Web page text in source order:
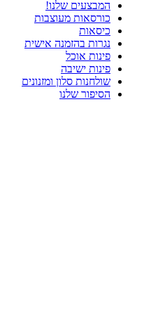
המבצעים שלנו!
כורסאות מעוצבות
כיסאות
נגרות בהזמנה אישית
פינות אוכל
פינות ישיבה
שולחנות סלון ומזנונים
הסיפור שלנו